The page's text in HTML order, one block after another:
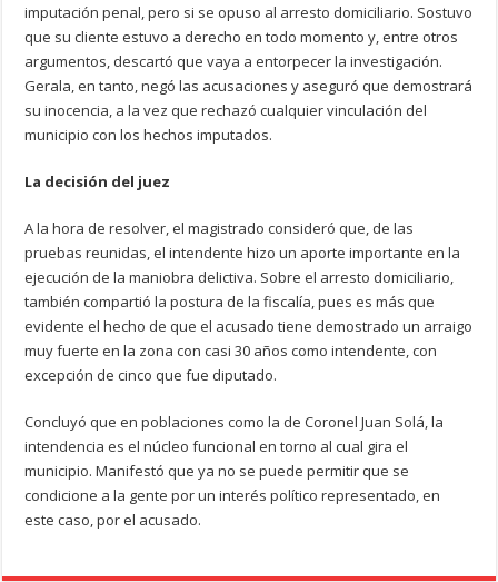
imputación penal, pero si se opuso al arresto domiciliario. Sostuvo
que su cliente estuvo a derecho en todo momento y, entre otros
argumentos, descartó que vaya a entorpecer la investigación.
Gerala, en tanto, negó las acusaciones y aseguró que demostrará
su inocencia, a la vez que rechazó cualquier vinculación del
municipio con los hechos imputados.
La decisión del juez
A la hora de resolver, el magistrado consideró que, de las
pruebas reunidas, el intendente hizo un aporte importante en la
ejecución de la maniobra delictiva. Sobre el arresto domiciliario,
también compartió la postura de la fiscalía, pues es más que
evidente el hecho de que el acusado tiene demostrado un arraigo
muy fuerte en la zona con casi 30 años como intendente, con
excepción de cinco que fue diputado.
Concluyó que en poblaciones como la de Coronel Juan Solá, la
intendencia es el núcleo funcional en torno al cual gira el
municipio. Manifestó que ya no se puede permitir que se
condicione a la gente por un interés político representado, en
este caso, por el acusado.